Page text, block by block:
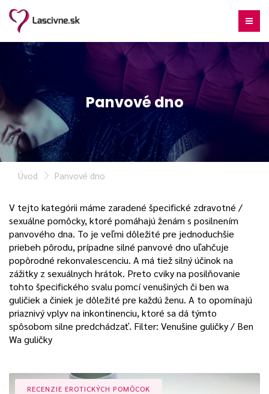
Panvové dno
Úvod Panvové dno
V tejto kategórii máme zaradené špecifické zdravotné /
sexuálne pomôcky, ktoré pomáhajú ženám s posilnením
panvového dna. To je veľmi dôležité pre jednoduchšie
priebeh pôrodu, prípadne silné panvové dno uľahčuje
popôrodné rekonvalescenciu. A má tiež silný účinok na
zážitky z sexuálnych hrátok. Preto cviky na posilňovanie
tohto špecifického svalu pomcí venušiných či ben wa
guličiek a činiek je dôležité pre každú ženu. A to opomínajú
priaznivý vplyv na inkontinenciu, ktoré sa dá týmto
spôsobom silne predchádzať. Filter: Venušine guličky / Ben
Wa guličky
RECENZIE EROTICKÝCH POMÔCOK